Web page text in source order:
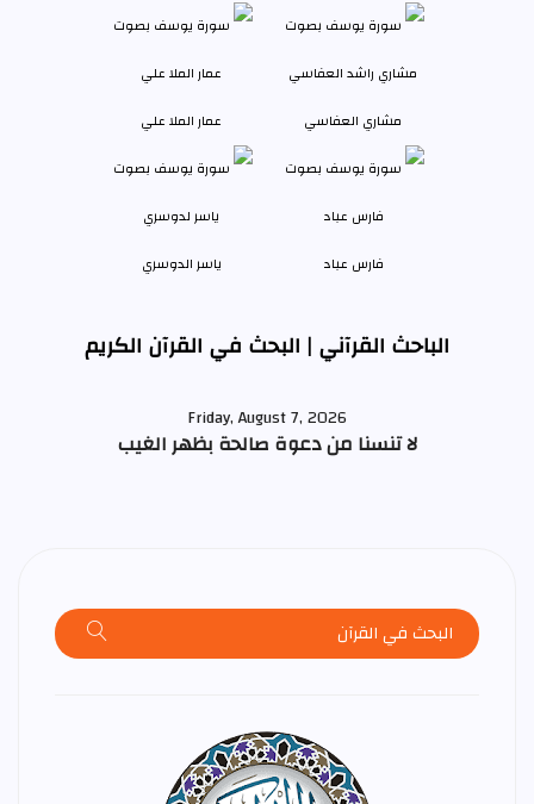
مشاري العفاسي عمار الملا علي
فارس عباد ياسر الدوسري
الباحث القرآني | البحث في القرآن الكريم
Friday, August 7, 2026
لا تنسنا من دعوة صالحة بظهر الغيب